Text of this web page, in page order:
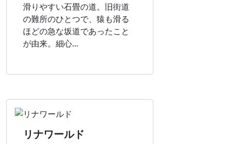
滑りやすい石畳の道。旧街道
の難所のひとつで、猿も滑る
ほどの急な坂道であったこと
が由来。細心...
リナワールド